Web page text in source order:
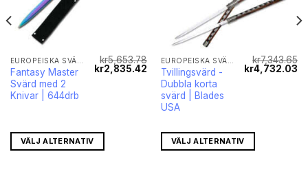
Fantasy Master
Svärd med 2
Knivar | 644drb
kr5,653.78
Det
ursprungliga
kr2,835.42 Det
nuvarande
priset
kr2,835.42.
VÄLJ ALTERNATIV
Tvillingsvärd -
Dubbla korta
svärd | Blades
USA
kr7,343.65
Det
ursprungliga
kr4,732.03
VÄLJ ALTERNATIV